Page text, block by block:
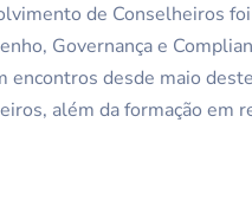
de Conselheiros
Governança e
encontros desde maio
além da formação em